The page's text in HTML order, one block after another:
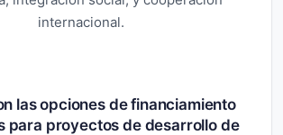
internacional.
las opciones de financiamiento
para proyectos de desarrollo de